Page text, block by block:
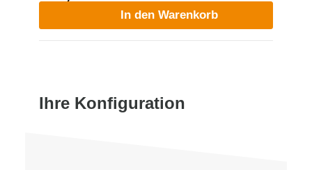
In den Warenkorb
Ihre Konfiguration